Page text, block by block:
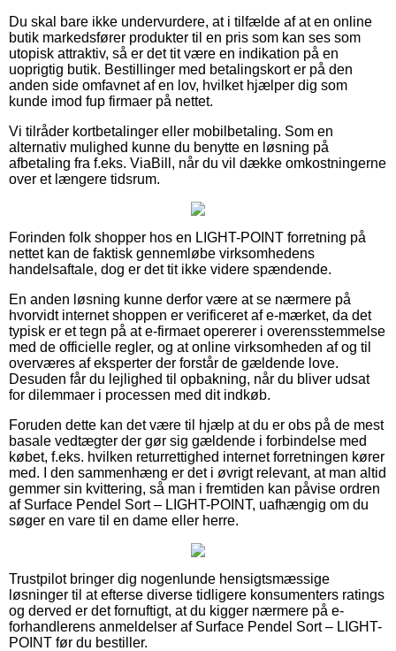
Du skal bare ikke undervurdere, at i tilfælde af at en online
butik markedsfører produkter til en pris som kan ses som
utopisk attraktiv, så er det tit være en indikation på en
uoprigtig butik. Bestillinger med betalingskort er på den
anden side omfavnet af en lov, hvilket hjælper dig som
kunde imod fup firmaer på nettet.
Vi tilråder kortbetalinger eller mobilbetaling. Som en
alternativ mulighed kunne du benytte en løsning på
afbetaling fra f.eks. ViaBill, når du vil dække omkostningerne
over et længere tidsrum.
Forinden folk shopper hos en LIGHT-POINT forretning på
nettet kan de faktisk gennemløbe virksomhedens
handelsaftale, dog er det tit ikke videre spændende.
En anden løsning kunne derfor være at se nærmere på
hvorvidt internet shoppen er verificeret af e-mærket, da det
typisk er et tegn på at e-firmaet opererer i overensstemmelse
med de officielle regler, og at online virksomheden af og til
overværes af eksperter der forstår de gældende love.
Desuden får du lejlighed til opbakning, når du bliver udsat
for dilemmaer i processen med dit indkøb.
Foruden dette kan det være til hjælp at du er obs på de mest
basale vedtægter der gør sig gældende i forbindelse med
købet, f.eks. hvilken returrettighed internet forretningen kører
med. I den sammenhæng er det i øvrigt relevant, at man altid
gemmer sin kvittering, så man i fremtiden kan påvise ordren
af Surface Pendel Sort – LIGHT-POINT, uafhængig om du
søger en vare til en dame eller herre.
Trustpilot bringer dig nogenlunde hensigtsmæssige
løsninger til at efterse diverse tidligere konsumenters ratings
og derved er det fornuftigt, at du kigger nærmere på e-
forhandlerens anmeldelser af Surface Pendel Sort – LIGHT-
POINT før du bestiller.